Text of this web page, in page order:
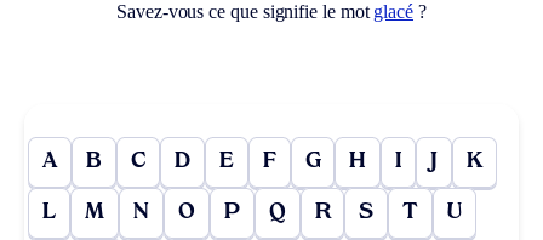
Savez-vous ce que signifie le mot glacé ?
A B C D E F G H I J K
L M N O P Q R S T U